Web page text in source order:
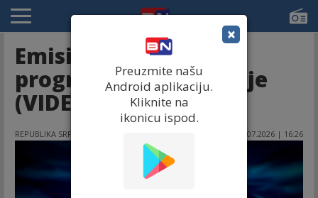
Emisija "Globalno" u
programu BN televizije
(VIDEO)
REPUBLIKA SRPSKA 08.07.2026 | 16:26
×
Preuzmite našu
Android aplikaciju.
Kliknite na
ikonicu ispod.